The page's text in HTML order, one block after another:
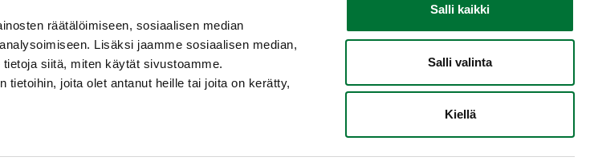
räätälöimiseen, sosiaalisen median
Lisäksi jaamme sosiaalisen median,
siitä, miten käytät sivustoamme.
joita olet antanut heille tai joita on kerätty,
Salli kaikki
Salli valinta
Kiellä